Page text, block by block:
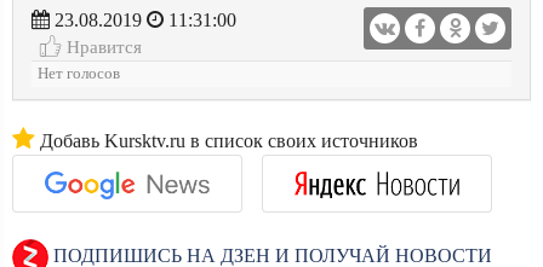
23.08.2019
11:31:00
Нравится
Нет голосов
Добавь Kursktv.ru в список своих источников
ПОДПИШИСЬ НА ДЗЕН И ПОЛУЧАЙ НОВОСТИ